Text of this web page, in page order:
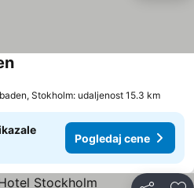
Stokholm: udaljenost 15.3 km
Pogledaj cene